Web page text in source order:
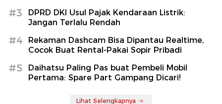
#3
DPRD DKI Usul Pajak Kendaraan Listrik:
Jangan Terlalu Rendah
#4
Rekaman Dashcam Bisa Dipantau Realtime,
Cocok Buat Rental-Pakai Sopir Pribadi
#5
Daihatsu Paling Pas buat Pembeli Mobil
Pertama: Spare Part Gampang Dicari!
Lihat Selengkapnya